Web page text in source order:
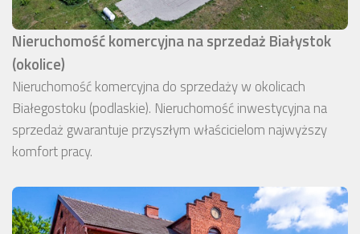
Nieruchomość komercyjna na sprzedaż Białystok
(okolice)
Nieruchomość komercyjna do sprzedaży w okolicach
Białegostoku (podlaskie). Nieruchomość inwestycyjna na
sprzedaż gwarantuje przyszłym właścicielom najwyższy
komfort pracy.